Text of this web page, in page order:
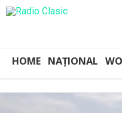
HOME NAȚIONAL